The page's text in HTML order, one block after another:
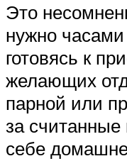
Это
нужно часами
готовясь к
желающих
парной или
за считанные
себе